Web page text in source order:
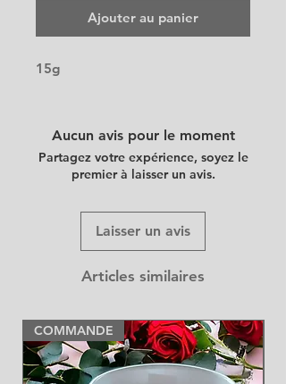
Ajouter au panier
15g
Aucun avis pour le moment
Partagez votre expérience, soyez le
premier à laisser un avis.
Laisser un avis
Articles similaires
COMMANDE